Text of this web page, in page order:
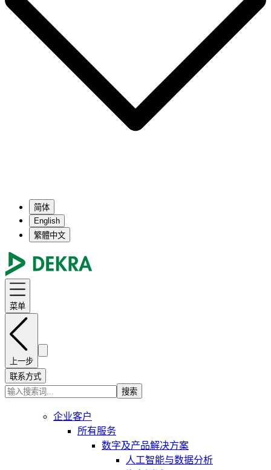
简体
English
繁體中文
菜单
上一步
联系方式
搜索
企业客户
所有服务
数字及产品解决方案
人工智能与数据分析